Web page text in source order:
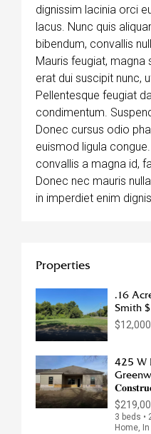
dignissim lacinia orci
lacus. Nunc quis
bibendum, convallis
Mauris feugiat, magna
erat dui suscipit nunc,
Pellentesque feugiat
condimentum.
Donec cursus odio
euismod ligula
convallis a magna id,
Donec nec mauris
in imperdiet enim
Properties
.16
Smith
$12,000
425 W
3 beds •
Home,